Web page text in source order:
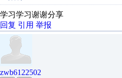
学习学习谢谢分享
回复 引用 举报
zwb6122502